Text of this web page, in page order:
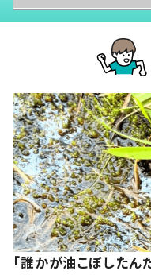
「誰かが油こぼした